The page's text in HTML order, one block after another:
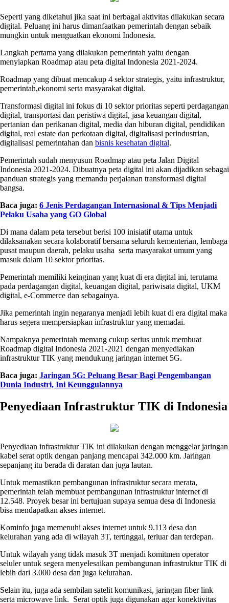
Seperti yang diketahui jika saat ini berbagai aktivitas dilakukan secara
digital. Peluang ini harus dimanfaatkan pemerintah dengan sebaik
mungkin untuk menguatkan ekonomi Indonesia.
Langkah pertama yang dilakukan pemerintah yaitu dengan
menyiapkan Roadmap atau peta digital Indonesia 2021-2024.
Roadmap yang dibuat mencakup 4 sektor strategis, yaitu infrastruktur,
pemerintah,ekonomi serta masyarakat digital.
Transformasi digital ini fokus di 10 sektor prioritas seperti perdagangan
digital, transportasi dan peristiwa digital, jasa keuangan digital,
pertanian dan perikanan digital, media dan hiburan digital, pendidikan
digital, real estate dan perkotaan digital, digitalisasi perindustrian,
digitalisasi pemerintahan dan bisnis kesehatan digital.
Pemerintah sudah menyusun Roadmap atau peta Jalan Digital
Indonesia 2021-2024. Dibuatnya peta digital ini akan dijadikan sebagai
panduan strategis yang memandu perjalanan transformasi digital
bangsa.
Baca juga: 6 Jenis Perdagangan Internasional & Tips Menjadi
Pelaku Usaha yang GO Global
Di mana dalam peta tersebut berisi 100 inisiatif utama untuk
dilaksanakan secara kolaboratif bersama seluruh kementerian, lembaga
pusat maupun daerah, pelaku usaha serta masyarakat umum yang
masuk dalam 10 sektor prioritas.
Pemerintah memiliki keinginan yang kuat di era digital ini, terutama
pada perdagangan digital, keuangan digital, pariwisata digital, UKM
digital, e-Commerce dan sebagainya.
Jika pemerintah ingin negaranya menjadi lebih kuat di era digital maka
harus segera mempersiapkan infrastruktur yang memadai.
Nampaknya pemerintah memang cukup serius untuk membuat
Roadmap digital Indonesia 2021-2021 dengan menyediakan
infrastruktur TIK yang mendukung jaringan internet 5G.
Baca juga: Jaringan 5G: Peluang Besar Bagi Pengembangan
Dunia Industri, Ini Keunggulannya
Penyediaan Infrastruktur TIK di Indonesia
Penyediaan infrastruktur TIK ini dilakukan dengan menggelar jaringan
kabel serat optik dengan panjang mencapai 342.000 km. Jaringan
sepanjang itu berada di daratan dan juga lautan.
Untuk memastikan pembangunan infrastruktur secara merata,
pemerintah telah membuat pembangunan infrastruktur internet di
12.548. Proyek besar ini bertujuan supaya semua desa di Indonesia
bisa mendapatkan akses internet.
Kominfo juga memenuhi akses internet untuk 9.113 desa dan
kelurahan yang ada di wilayah 3T, tertinggal, terluar dan terdepan.
Untuk wilayah yang tidak masuk 3T menjadi komitmen operator
seluler untuk segera menyelesaikan pembangunan infrastruktur TIK di
lebih dari 3.000 desa dan juga kelurahan.
Selain itu, juga ada sembilan satelit komunikasi, jaringan fiber link
serta microwave link. Serat optik juga digunakan agar konektivitas